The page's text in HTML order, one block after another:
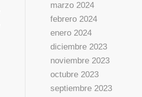
marzo 2024
febrero 2024
enero 2024
diciembre 2023
noviembre 2023
octubre 2023
septiembre 2023